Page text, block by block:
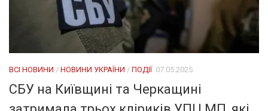
ВСІ НОВИНИ / НОВИНИ УКРАЇНИ / ПОДІЇ 07.05.2025
СБУ на Київщині та Черкащині